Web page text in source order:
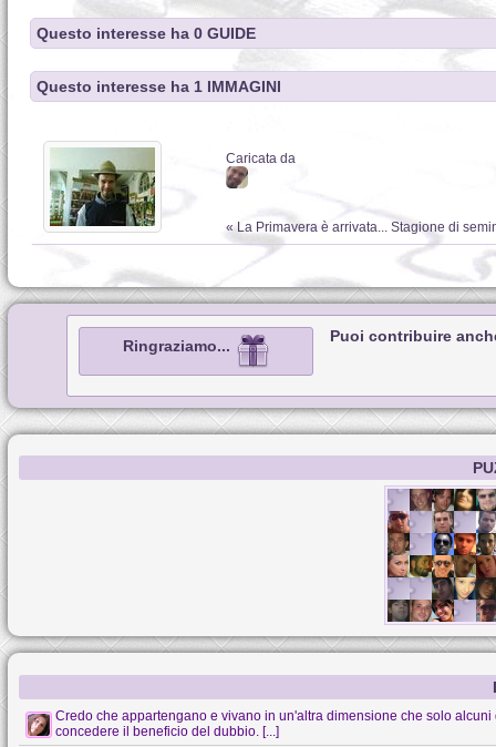
Questo interesse ha 0 GUIDE
Questo interesse ha 1 IMMAGINI
Caricata da
« La Primavera è arrivata... Stagione di
Ringraziamo...
Puoi contribuire
Credo che appartengano e vivano in un'altra dimensione che solo
concedere il beneficio del dubbio. [...]